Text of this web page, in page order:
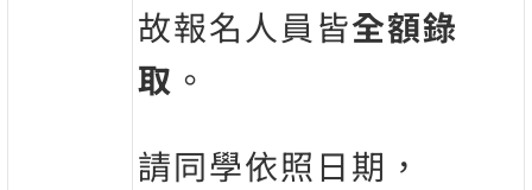
故報名人員皆全額錄
取 。
請同學依照日期，